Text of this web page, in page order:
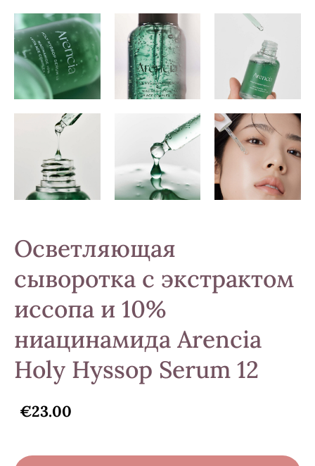
Осветляющая
сыворотка с экстрактом
иссопа и 10%
ниацинамида Arencia
Holy Hyssop Serum 12
€23.00